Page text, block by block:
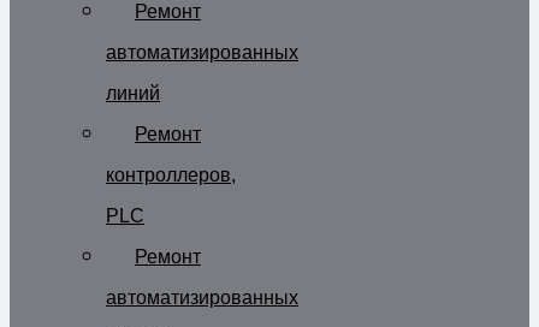
Ремонт
автоматизированных
линий
Ремонт
контроллеров,
PLC
Ремонт
автоматизированных